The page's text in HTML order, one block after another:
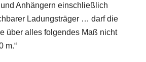
Anhängern einschließlich
Ladungsträger … darf die
über alles folgendes Maß nicht
m.“